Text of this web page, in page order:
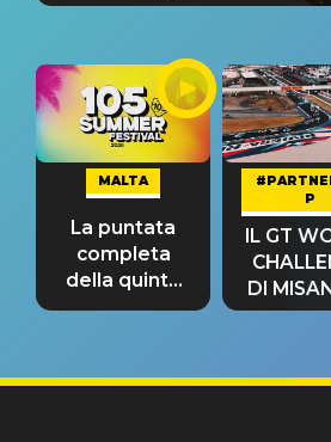
MALTA
La puntata
completa
della quinta
tappa
P
IL GT
DI